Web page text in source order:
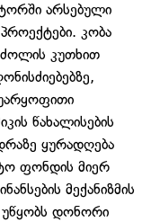
არსებული
კობა
კუთხით
წახალისების
ყურადღება
ფონდის მიერ
მექანიზმის
დონორი